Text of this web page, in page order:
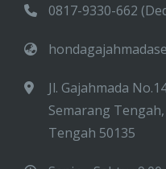
0817-9330-662
Jl. Gajahmada
Semarang
Tengah 50135